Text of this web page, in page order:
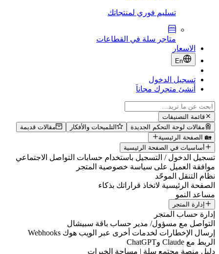
تسليم فوري لمنتجاتك
متاجر سلة في القطاعات
الاسعار
En
تسجيل الدخول
أنشئ متجرك مجاناَ
قائمة التصنيفات
مقالات لوحة التحكم الجديدة
التلميحات والأفكار
مقالات قديمة
🏡 الصفحة الرئيسية
أساسيات في الصفحة الرئيسية
تسجيل الدخول / التسجيل باستخدام حسابات التواصل الاجتماعي
موافقة العميل على سياسة خصوصية المتجر
نظام التنقل الموحّد
الصفحة الرئيسية لاتخاذ قراراتك بذكاء
مساعد النمو
إدارة المتجر
إدارة حساب المتجر
التواصل مع مسؤول/ مدير حساب باقة سبيشال
إرسال الإخطارات لخدمات أخرى عبر الويب هوك Webhooks
الربط مع Claude وChatGPT
دليل منصة مجتمع سلة | مساحة الخبرات